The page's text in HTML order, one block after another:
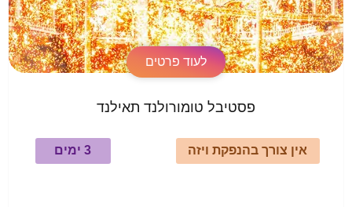
לעוד פרטים
פסטיבל טומורולנד תאילנד
אין צורך בהנפקת ויזה 3 ימים